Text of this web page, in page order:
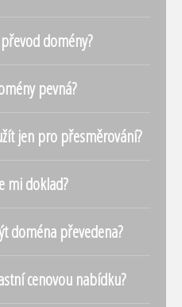
domény?
pevná?
jen pro přesměrování?
mi doklad?
doména převedena?
cenovou nabídku?